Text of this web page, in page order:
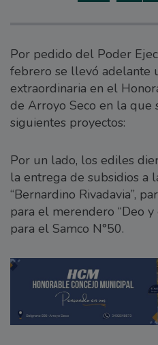
Por pedido del Poder
febrero se llevó adelante
extraordinaria en el
de Arroyo Seco en la que
siguientes proyectos:
Por un lado, los ediles
la entrega de subsidios a
“Bernardino Rivadavia”,
para el merendero “Deo y
para el Samco N°50.